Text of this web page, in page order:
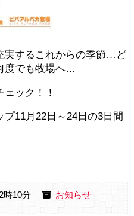
実するこれからの季節…ど
度でも牧場へ…
ック！！
11月22日～24日の3日間
時10分 お知らせ